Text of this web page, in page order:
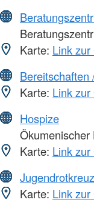
Karte: Link
Bereitschaften
Karte: Link
Hospize
Ökumenischer
Karte: Link
Jugendrotkreuz
Karte: Link